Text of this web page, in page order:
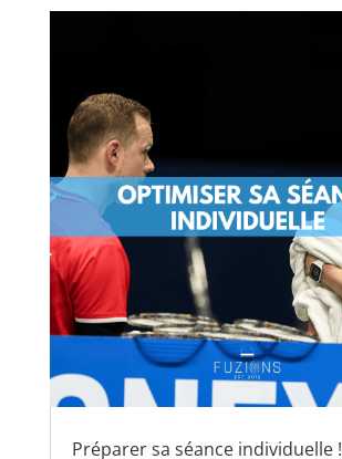
Préparer sa séance individuelle !